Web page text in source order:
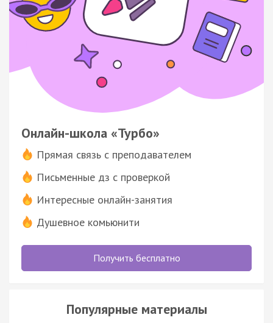
Онлайн-школа «Турбо»
Прямая связь с преподавателем
Письменные дз с проверкой
Интересные онлайн-занятия
Душевное комьюнити
Получить бесплатно
Популярные материалы